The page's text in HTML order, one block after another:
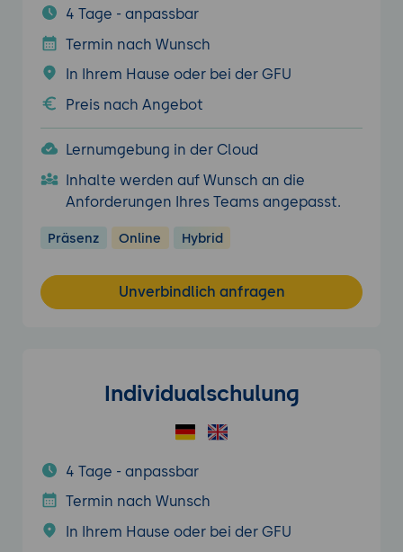
4 Tage - anpassbar
Termin nach Wunsch
In Ihrem Hause oder bei der GFU
Preis nach Angebot
Lernumgebung in der Cloud
Inhalte werden auf Wunsch an die
Anforderungen Ihres Teams angepasst.
Präsenz Online Hybrid
Unverbindlich anfragen
Individualschulung
4 Tage - anpassbar
Termin nach Wunsch
In Ihrem Hause oder bei der GFU